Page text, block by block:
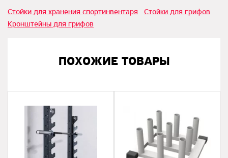
Стойки для хранения спортинвентаря
Стойки для грифов
Кронштейны для грифов
ПОХОЖИЕ ТОВАРЫ